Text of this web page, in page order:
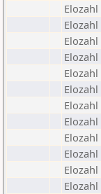
Elozahl